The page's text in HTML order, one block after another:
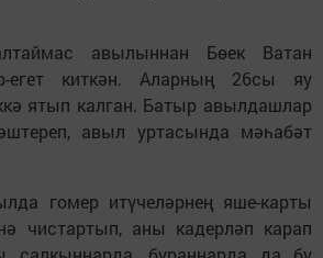
авылыннан Бөек Ватан
киткән. Аларның 26сы яу
ятып калган. Батыр авылдашлар
авыл уртасында мәһабәт
гомер итүчеләрнең яше-карты
чистартып, аны кадерләп карап